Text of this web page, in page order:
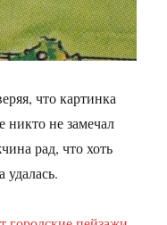
что картинка
никто не замечал
рад, что хоть
удалась.